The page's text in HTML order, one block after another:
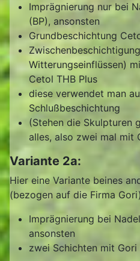
Imprägnierung nur bei
(BP), ansonsten
Grundbeschichtung
Witterungseinflüssen)
Cetol THB Plus
diese verwendet man
Schlußbeschichtung
(Stehen die Skulpturen
alles, also zwei mal mit
Variante 2a:
Hier eine Variante beines
(bezogen auf die Firma
Imprägnierung bei
ansonsten
zwei Schichten mit Gori